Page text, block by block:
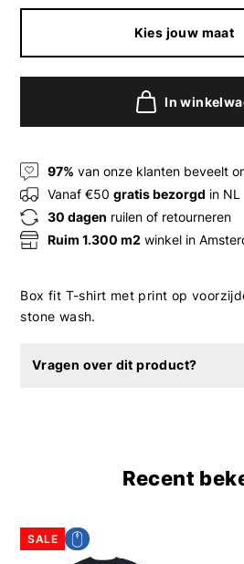
Kies jouw maat
In
97% van onze klanten beveelt
Vanaf €50gratis bezorgd in NL
30 dagen ruilen of retourneren
Ruim 1.300 m2 winkel in
Box fit T-shirt met print op
stone wash.
Vragen over dit product?
Recent
SALE